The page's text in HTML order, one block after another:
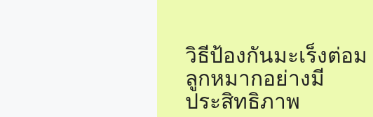
วิธีป้องกันมะเร็งต่อม
ลูกหมากอย่างมี
ประสิทธิภาพ